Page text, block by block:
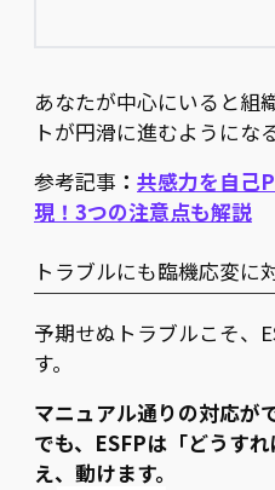
あなたが中心にいると組
トが円滑に進むようにな
参考記事 ： 共感力を自己
現！3つの注意点も解説
トラブルにも臨機応変に
予期せぬトラブルこそ、
す。
マニュアル通りの対応が
でも、ESFPは「どうす
え、動けます。